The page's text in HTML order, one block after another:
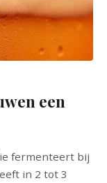
een
fermenteert bij
in 2 tot 3